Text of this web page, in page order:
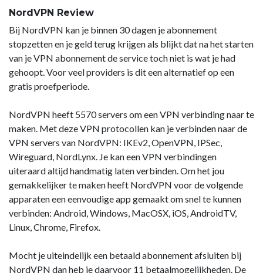
NordVPN Review
Bij NordVPN kan je binnen 30 dagen je abonnement
stopzetten en je geld terug krijgen als blijkt dat na het starten
van je VPN abonnement de service toch niet is wat je had
gehoopt. Voor veel providers is dit een alternatief op een
gratis proefperiode.
NordVPN heeft 5570 servers om een VPN verbinding naar te
maken. Met deze VPN protocollen kan je verbinden naar de
VPN servers van NordVPN: IKEv2, OpenVPN, IPSec,
Wireguard, NordLynx. Je kan een VPN verbindingen
uiteraard altijd handmatig laten verbinden. Om het jou
gemakkelijker te maken heeft NordVPN voor de volgende
apparaten een eenvoudige app gemaakt om snel te kunnen
verbinden: Android, Windows, MacOSX, iOS, AndroidTV,
Linux, Chrome, Firefox.
Mocht je uiteindelijk een betaald abonnement afsluiten bij
NordVPN dan heb je daarvoor 11 betaalmogelijkheden. De